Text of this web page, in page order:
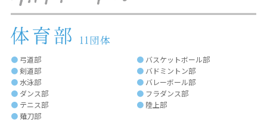
●弓道部
●剣道部
●水泳部
●ダンス部
●テニス部
●薙刀部
● バスケットボール部
● バドミントン部
● バレーボール部
● フラダンス部
● 陸上部